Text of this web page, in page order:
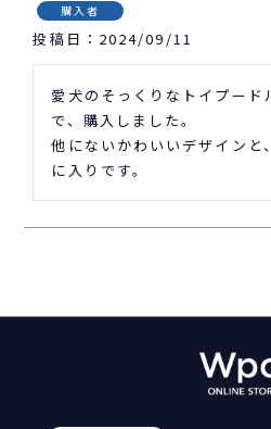
購入者
投稿日 2024/09/11
愛犬のそっくりなトイプード
で、購入しました。
他にないかわいいデザインと
に入りです。